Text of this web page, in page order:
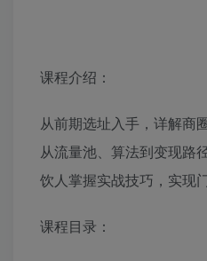
课程介绍：
从前期选址入手，详解商
从流量池、算法到变现路
饮人掌握实战技巧，实现
课程目录：